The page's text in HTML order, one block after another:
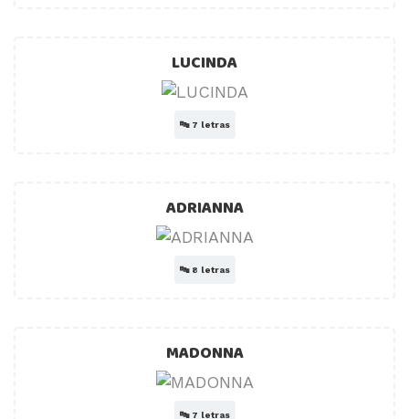
LUCINDA
🔤 7 letras
ADRIANNA
🔤 8 letras
MADONNA
🔤 7 letras